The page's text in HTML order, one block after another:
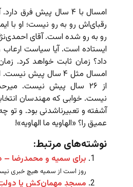
امسال با ۴ سال پیش فرق
رقبای‌اش رو به رو نیست؛ او با
رو به رو شده است. آقای
ایستاده است. آیا سیاست
داد؟ زمان ثابت خواهد کرد.
امسال مثل ۴ سال پیش
از ۲۶ سال پیش نیست.
نیست. خوابی که مهندسان
آشفته و تعبیرناشدنی بود. و تو
عمیق را؟ «الهاویه ما الهاویه»!
نوشته‌های مرتبط:
برای سمیه و محمدرضا
روز است از سمیه هیچ خبری
مسجدِ مهمان‌کش یا